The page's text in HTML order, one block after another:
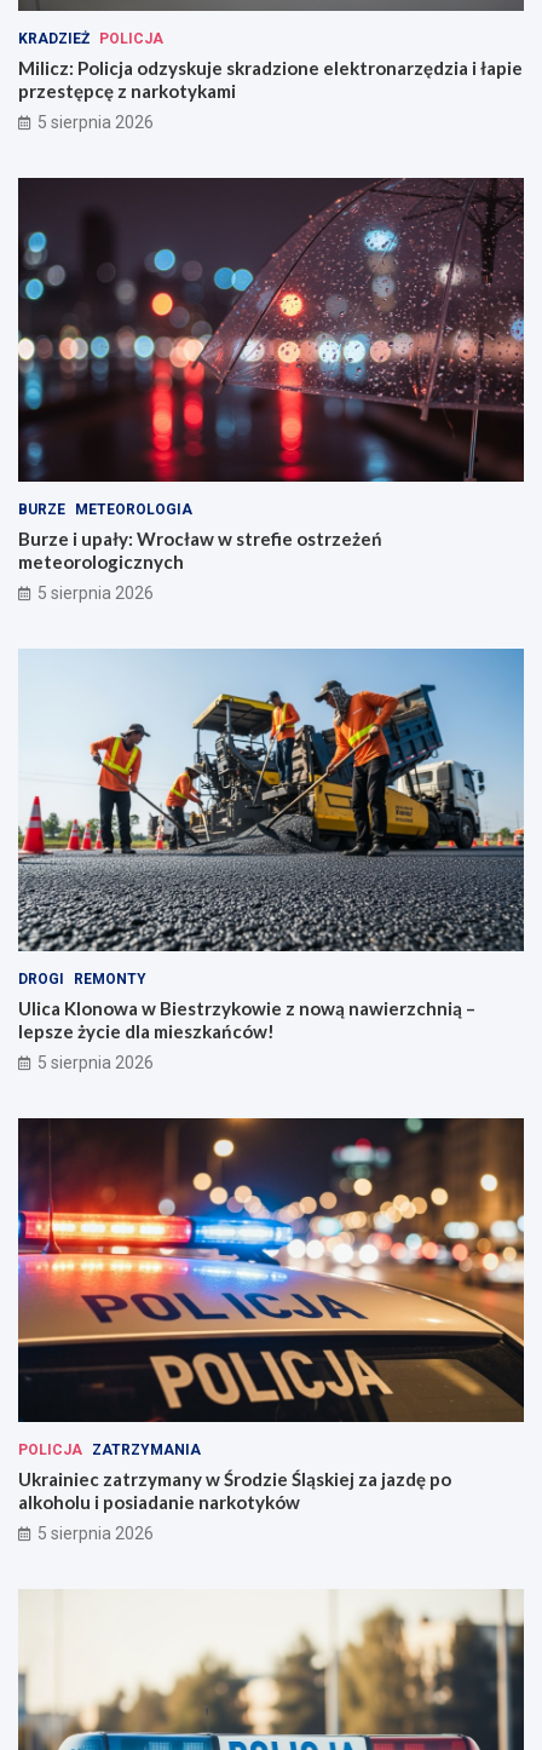
KRADZIEŻ POLICJA
Milicz: Policja odzyskuje skradzione elektronarzędzia i łapie
przestępcę z narkotykami
5 sierpnia 2026
BURZE METEOROLOGIA
Burze i upały: Wrocław w strefie ostrzeżeń
meteorologicznych
5 sierpnia 2026
DROGI REMONTY
Ulica Klonowa w Biestrzykowie z nową nawierzchnią –
lepsze życie dla mieszkańców!
5 sierpnia 2026
POLICJA ZATRZYMANIA
Ukrainiec zatrzymany w Środzie Śląskiej za jazdę po
alkoholu i posiadanie narkotyków
5 sierpnia 2026